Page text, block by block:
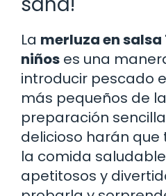
La merluza en
niños es una
introducir pescado
más pequeños de
preparación
delicioso harán que
la comida
apetitosos y